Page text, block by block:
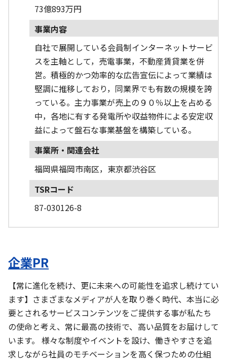
73億893万円
事業内容
自社で展開している会員制インターネットサービ
スを主軸として，売電事業，不動産賃貸業を併
営。積極的かつ効率的な広告宣伝によって業績は
堅調に推移しており，同業界でも有数の規模を誇
っている。主力事業が売上の９０％以上を占める
中，各地に有する発電所や収益物件による安定収
益によって盤石な事業基盤を構築している。
事業所・関連会社
福岡県福岡市南区，東京都渋谷区
TSRコード
87-030126-8
企業PR
【常に進化を続け、更に未来への可能性を追求し続けてい
ます】さまざまなメディアが人を取り巻く時代、本当に必
要とされるサービスコンテンツをご提供する事が私たち
の使命と考え、常に最高の技術で、高い品質をお届けして
います。 様々な制度やイベントを設け、働きやすさを追
求しながら社員のモチベーションを高く保つための仕組